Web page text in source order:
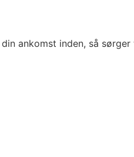
ankomst inden, så